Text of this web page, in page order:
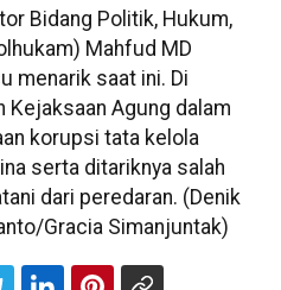
Bidang Politik, Hukum,
Mahfud MD
menarik saat ini. Di
Kejaksaan Agung dalam
korupsi tata kelola
serta ditariknya salah
dari peredaran. (Denik
Gracia Simanjuntak)